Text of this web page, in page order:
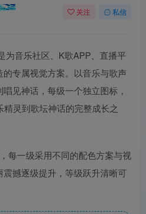
关注 私信
为音乐社区、K歌APP、直播平
专属视觉方案。以音乐与歌声
见神话，每级一个独立图标，
精灵到歌坛神话的完整成长之
每一级采用不同的配色方案与视
撼逐级提升，等级跃升清晰可